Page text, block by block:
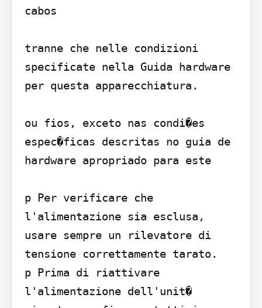
cabos
tranne che nelle condizioni
specificate nella Guida hardware
per questa apparecchiatura.
ou fios, exceto nas condi�es
espec�ficas descritas no guia de
hardware apropriado para este
p Per verificare che
l'alimentazione sia esclusa,
usare sempre un rilevatore di
tensione correttamente tarato.
p Prima di riattivare
l'alimentazione dell'unit�